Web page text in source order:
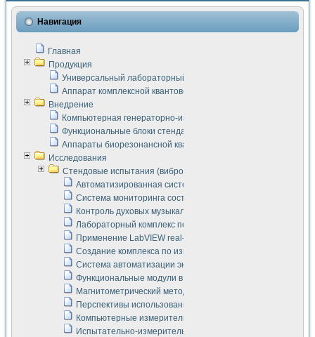
Навигация
Главная
Продукция
Универсальный лабораторный стенд "Сигнал-USB"
Аппарат комплексной квантовой терапии Интроскан
Внедрение
Компьютерная генераторно-измерительная система
Функциональные блоки стенда "Сигнал-USB"
Аппараты биорезонансной квантовой терапии серии СКАН
Исследования
Стендовые испытания (виброакустика, тензометрия и т.п.)
Автоматизированная система измерения параметров
Система мониторинга состояния тяговых
Контроль духовых музыкальных инструментов
Лабораторный комплекс по исследованию элементной
Применение LabVIEW real-time module для
Создание комплекса по измерению скорости подвижного
Система автоматизации экспериментальных
Функциональные модули в стандарте Nl SCXI для
Магнитометрический метод в дефектоскопии сварных
Перспективы использования машинного зрения в
Компьютерные измерительные системы для
Испытательно-измерительный комплекс аппаратуры для